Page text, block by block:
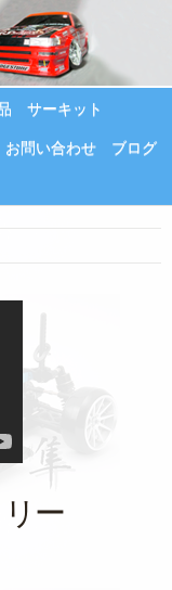
サーキット
お問い合わせ
ブログ
ー